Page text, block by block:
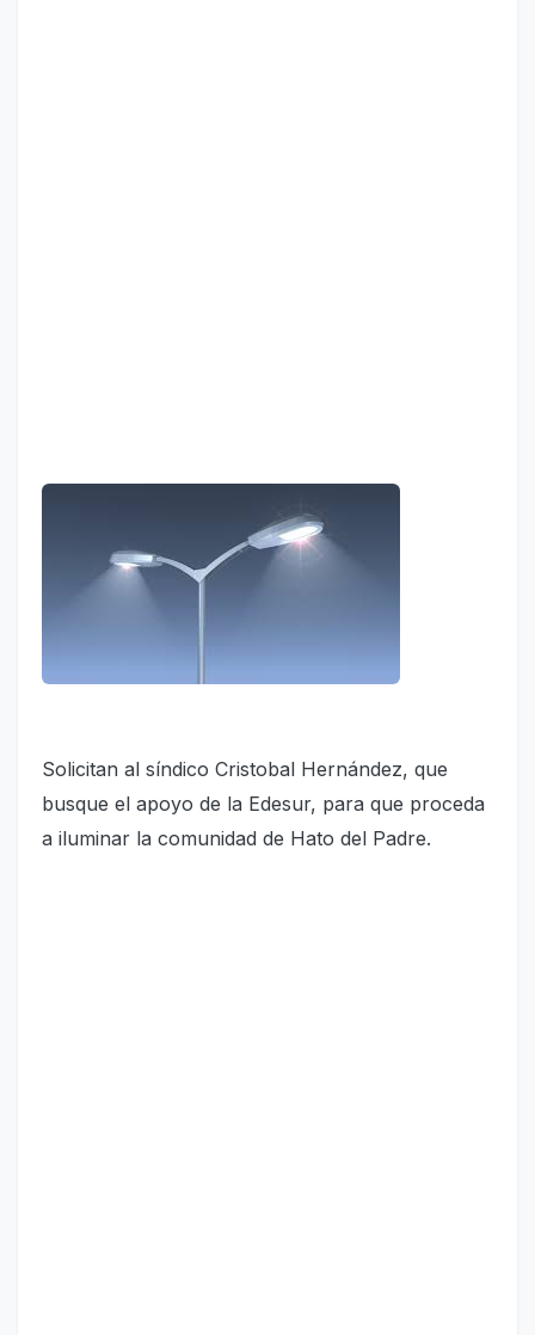
Solicitan al síndico Cristobal Hernández, que
busque el apoyo de la Edesur, para que proceda
a iluminar la comunidad de Hato del Padre.